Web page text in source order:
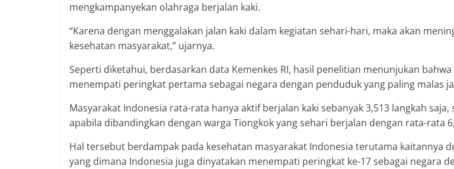
mengkampanyekan olahraga berjalan kaki.
“Karena dengan menggalakan jalan kaki dalam kegiatan sehari-hari, maka akan
kesehatan masyarakat,” ujarnya.
Seperti diketahui, berdasarkan data Kemenkes RI, hasil penelitian menunjukan
menempati peringkat pertama sebagai negara dengan penduduk yang paling malas
Masyarakat Indonesia rata-rata hanya aktif berjalan kaki sebanyak 3,513 langkah saja,
apabila dibandingkan dengan warga Tiongkok yang sehari berjalan dengan rata-rata
Hal tersebut berdampak pada kesehatan masyarakat Indonesia terutama kaitannya
yang dimana Indonesia juga dinyatakan menempati peringkat ke-17 sebagai negara